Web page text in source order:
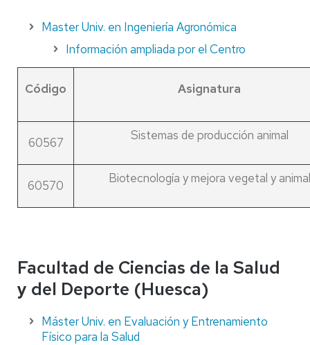
Master Univ. en Ingeniería Agronómica
Información ampliada por el Centro
Código Asignatura
60567 Sistemas de producción animal
60570 Biotecnología y mejora vegetal y animal
Facultad de Ciencias de la Salud
y del Deporte (Huesca)
Máster Univ. en Evaluación y Entrenamiento
Físico para la Salud